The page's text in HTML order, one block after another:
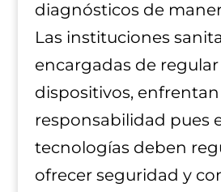
diagnósticos de
Las instituciones
encargadas de
dispositivos,
responsabilidad pues
tecnologías deben
ofrecer seguridad y